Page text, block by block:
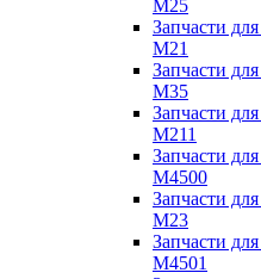
M25
Запчасти
M21
Запчасти
M35
Запчасти
M211
Запчасти
M4500
Запчасти
M23
Запчасти
M4501